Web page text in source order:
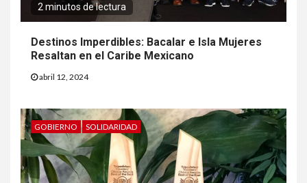
2 minutos de lectura
Destinos Imperdibles: Bacalar e Isla Mujeres
Resaltan en el Caribe Mexicano
abril 12, 2024
GOBIERNO SOLIDARIDAD